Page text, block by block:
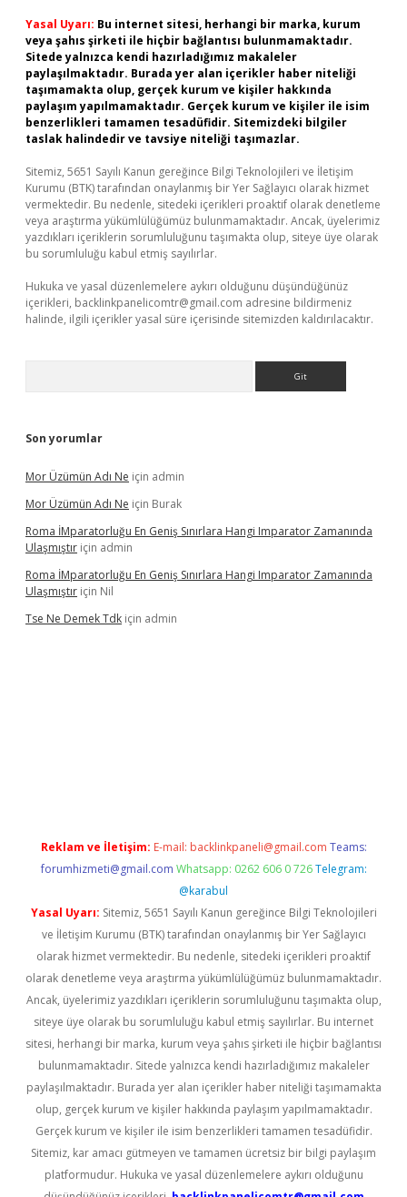
Yasal Uyarı: Bu internet sitesi, herhangi bir marka, kurum
veya şahıs şirketi ile hiçbir bağlantısı bulunmamaktadır.
Sitede yalnızca kendi hazırladığımız makaleler
paylaşılmaktadır. Burada yer alan içerikler haber niteliği
taşımamakta olup, gerçek kurum ve kişiler hakkında
paylaşım yapılmamaktadır. Gerçek kurum ve kişiler ile isim
benzerlikleri tamamen tesadüfidir. Sitemizdeki bilgiler
taslak halindedir ve tavsiye niteliği taşımazlar.
Sitemiz, 5651 Sayılı Kanun gereğince Bilgi Teknolojileri ve İletişim
Kurumu (BTK) tarafından onaylanmış bir Yer Sağlayıcı olarak hizmet
vermektedir. Bu nedenle, sitedeki içerikleri proaktif olarak denetleme
veya araştırma yükümlülüğümüz bulunmamaktadır. Ancak, üyelerimiz
yazdıkları içeriklerin sorumluluğunu taşımakta olup, siteye üye olarak
bu sorumluluğu kabul etmiş sayılırlar.
Hukuka ve yasal düzenlemelere aykırı olduğunu düşündüğünüz
içerikleri, backlinkpanelicomtr@gmail.com adresine bildirmeniz
halinde, ilgili içerikler yasal süre içerisinde sitemizden kaldırılacaktır.
Son yorumlar
Mor Üzümün Adı Ne için admin
Mor Üzümün Adı Ne için Burak
Roma İMparatorluğu En Geniş Sınırlara Hangi Imparator Zamanında
Ulaşmıştır için admin
Roma İMparatorluğu En Geniş Sınırlara Hangi Imparator Zamanında
Ulaşmıştır için Nil
Tse Ne Demek Tdk için admin
Reklam ve İletişim: E-mail: backlinkpaneli@gmail.com Teams:
forumhizmeti@gmail.com Whatsapp: 0262 606 0 726 Telegram:
@karabul
Yasal Uyarı: Sitemiz, 5651 Sayılı Kanun gereğince Bilgi Teknolojileri
ve İletişim Kurumu (BTK) tarafından onaylanmış bir Yer Sağlayıcı
olarak hizmet vermektedir. Bu nedenle, sitedeki içerikleri proaktif
olarak denetleme veya araştırma yükümlülüğümüz bulunmamaktadır.
Ancak, üyelerimiz yazdıkları içeriklerin sorumluluğunu taşımakta olup,
siteye üye olarak bu sorumluluğu kabul etmiş sayılırlar. Bu internet
sitesi, herhangi bir marka, kurum veya şahıs şirketi ile hiçbir bağlantısı
bulunmamaktadır. Sitede yalnızca kendi hazırladığımız makaleler
paylaşılmaktadır. Burada yer alan içerikler haber niteliği taşımamakta
olup, gerçek kurum ve kişiler hakkında paylaşım yapılmamaktadır.
Gerçek kurum ve kişiler ile isim benzerlikleri tamamen tesadüfidir.
Sitemiz, kar amacı gütmeyen ve tamamen ücretsiz bir bilgi paylaşım
platformudur. Hukuka ve yasal düzenlemelere aykırı olduğunu